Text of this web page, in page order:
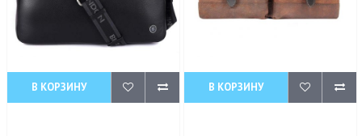
В КОРЗИНУ В КОРЗИНУ